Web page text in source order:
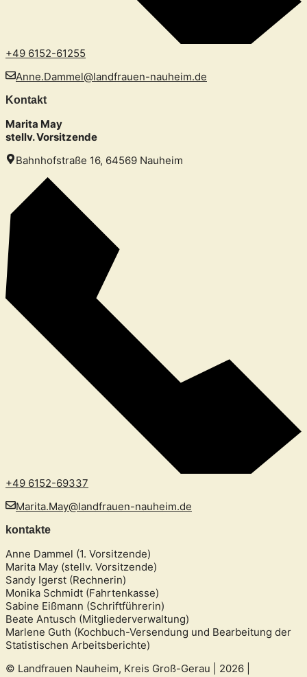
+49 6152-61255
Anne.Dammel@landfrauen-nauheim.de
Kontakt
Marita May
stellv. Vorsitzende
Bahnhofstraße 16, 64569 Nauheim
+49 6152-69337
Marita.May@landfrauen-nauheim.de
kontakte
Anne Dammel (1. Vorsitzende)
Marita May (stellv. Vorsitzende)
Sandy Igerst (Rechnerin)
Monika Schmidt (Fahrtenkasse)
Sabine Eißmann (Schriftführerin)
Beate Antusch (Mitgliederverwaltung)
Marlene Guth (Kochbuch-Versendung und Bearbeitung der
Statistischen Arbeitsberichte)
© Landfrauen Nauheim, Kreis Groß-Gerau | 2026 |